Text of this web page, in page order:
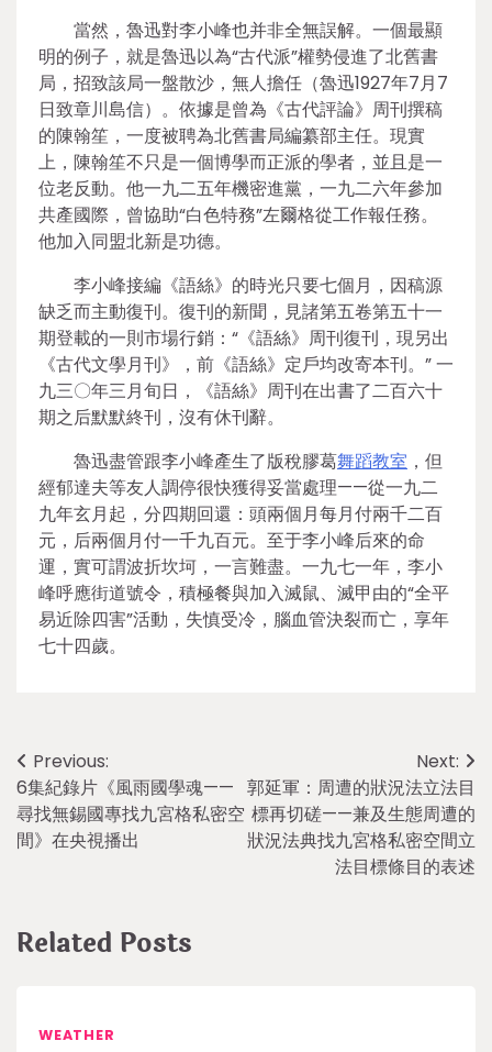
當然，魯迅對李小峰也并非全無誤解。一個最顯
明的例子，就是魯迅以為“古代派”權勢侵進了北舊書
局，招致該局一盤散沙，無人擔任（魯迅1927年7月7
日致章川島信）。依據是曾為《古代評論》周刊撰稿
的陳翰笙，一度被聘為北舊書局編纂部主任。現實
上，陳翰笙不只是一個博學而正派的學者，並且是一
位老反動。他一九二五年機密進黨，一九二六年參加
共產國際，曾協助“白色特務”左爾格從工作報任務。
他加入同盟北新是功德。
李小峰接編《語絲》的時光只要七個月，因稿源
缺乏而主動復刊。復刊的新聞，見諸第五卷第五十一
期登載的一則市場行銷：“《語絲》周刊復刊，現另出
《古代文學月刊》，前《語絲》定戶均改寄本刊。” 一
九三〇年三月旬日，《語絲》周刊在出書了二百六十
期之后默默終刊，沒有休刊辭。
魯迅盡管跟李小峰產生了版稅膠葛舞蹈教室 ，但
經郁達夫等友人調停很快獲得妥當處理——從一九二
九年玄月起，分四期回還：頭兩個月每月付兩千二百
元，后兩個月付一千九百元。至于李小峰后來的命
運，實可謂波折坎坷，一言難盡。一九七一年，李小
峰呼應街道號令，積極餐與加入滅鼠、滅甲由的“全平
易近除四害”活動，失慎受冷，腦血管決裂而亡，享年
七十四歲。
Post
navigation
Previous:
​6集紀錄片《風雨國學魂——
尋找無錫國專找九宮格私密空
間》在央視播出
Next:
郭延軍：周遭的狀況法立法目
標再切磋——兼及生態周遭的
狀況法典找九宮格私密空間立
法目標條目的表述
Related Posts
WEATHER